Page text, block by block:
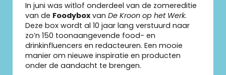
In juni was witlof onderdeel van de zomereditie
van de Foodybox van De Kroon op het Werk.
Deze box wordt al 10 jaar lang verstuurd naar
zo’n 150 toonaangevende food- en
drinkinfluencers en redacteuren. Een mooie
manier om nieuwe inspiratie en producten
onder de aandacht te brengen.